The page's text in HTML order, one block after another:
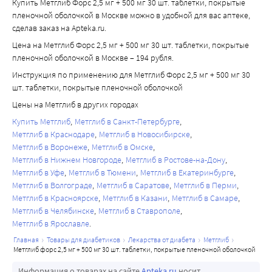
меры предосторожности при управлении транспортным
средством и работе с механизмами, требующими
повышенной концентрации внимания и быстроты
психомоторных реакций.
содержания глюкозы в крови; может потребоваться
корректировка дозы гипогликемических препаратов в
ходе одновременного лечения флуконазолом и после
прекращения его применения.
Другие взаимодействия: комбинации, которые следует
принять во внимание:
Связанные с применением глибенкламида
Десмопрессин: Метглиб® Форс может снижать
антидиуретический эффект десмопрессина.
Антибактериальные ЛС из группы сульфаниламидов,
фторхинолоны, антикоагулянты (производные
кумарина), ингибиторы МАО, хлорамфеникол,
пентоксифиллин, гиполипидемические ЛС из группы
фибратов, дизопирамид -риск развития гипогликемии
на фоне применения глибенкламида.
Купить Метглиб Форс 2,5 мг + 500 мг 30 шт. таблетки, покрытые
пленочной оболочкой в Москве можно в удобной для вас аптеке,
сделав заказ на Apteka.ru.
Цена на Метглиб Форс 2,5 мг + 500 мг 30 шт. таблетки, покрытые
пленочной оболочкой в Москве – 194 рубля.
Инструкция по применению для Метглиб Форс 2,5 мг + 500 мг 30
шт. таблетки, покрытые пленочной оболочкой
Цены на Метглиб в других городах
Купить Метглиб Метглиб в Санкт-Петербурге
Метглиб в Краснодаре Метглиб в Новосибирске
Метглиб в Воронеже Метглиб в Омске
Метглиб в Нижнем Новгороде Метглиб в Ростове-на-Дону
Метглиб в Уфе Метглиб в Тюмени Метглиб в Екатеринбурге
Метглиб в Волгограде Метглиб в Саратове Метглиб в Перми
Метглиб в Красноярске Метглиб в Казани Метглиб в Самаре
Метглиб в Челябинске Метглиб в Ставрополе
Метглиб в Ярославле
главная товары для диабетиков лекарства от диабета
метглиб
метглиб форс 2,5 мг + 500 мг 30 шт. таблетки, покрытые пленочной оболочкой